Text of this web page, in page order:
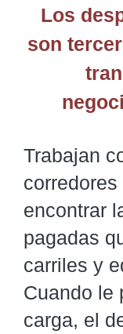
Los
son
Trabajan
encontrar
pagadas
carriles y
Cuando le
carga, el